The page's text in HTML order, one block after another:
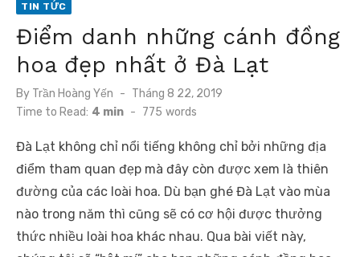
TIN TỨC
Điểm danh những cánh đồng
hoa đẹp nhất ở Đà Lạt
By Trần Hoàng Yến
Posted
on
Tháng 8 22, 2019
Time to Read: 4 min - 775 words
Đà Lạt không chỉ nổi tiếng không chỉ bởi những địa
điểm tham quan đẹp mà đây còn được xem là thiên
đường của các loài hoa. Dù bạn ghé Đà Lạt vào mùa
nào trong năm thì cũng sẽ có cơ hội được thưởng
thức nhiều loài hoa khác nhau. Qua bài viết này,